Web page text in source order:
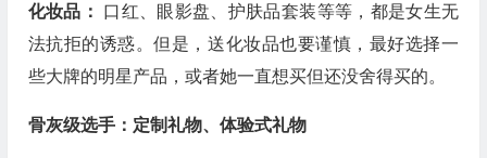
化妆品： 口红、眼影盘、护肤品套装等等，都是女生无
法抗拒的诱惑。但是，送化妆品也要谨慎，最好选择一
些大牌的明星产品，或者她一直想买但还没舍得买的。
骨灰级选手：定制礼物、体验式礼物